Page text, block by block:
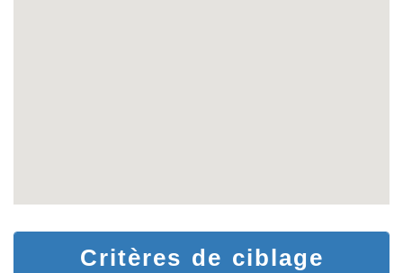
Critères de ciblage